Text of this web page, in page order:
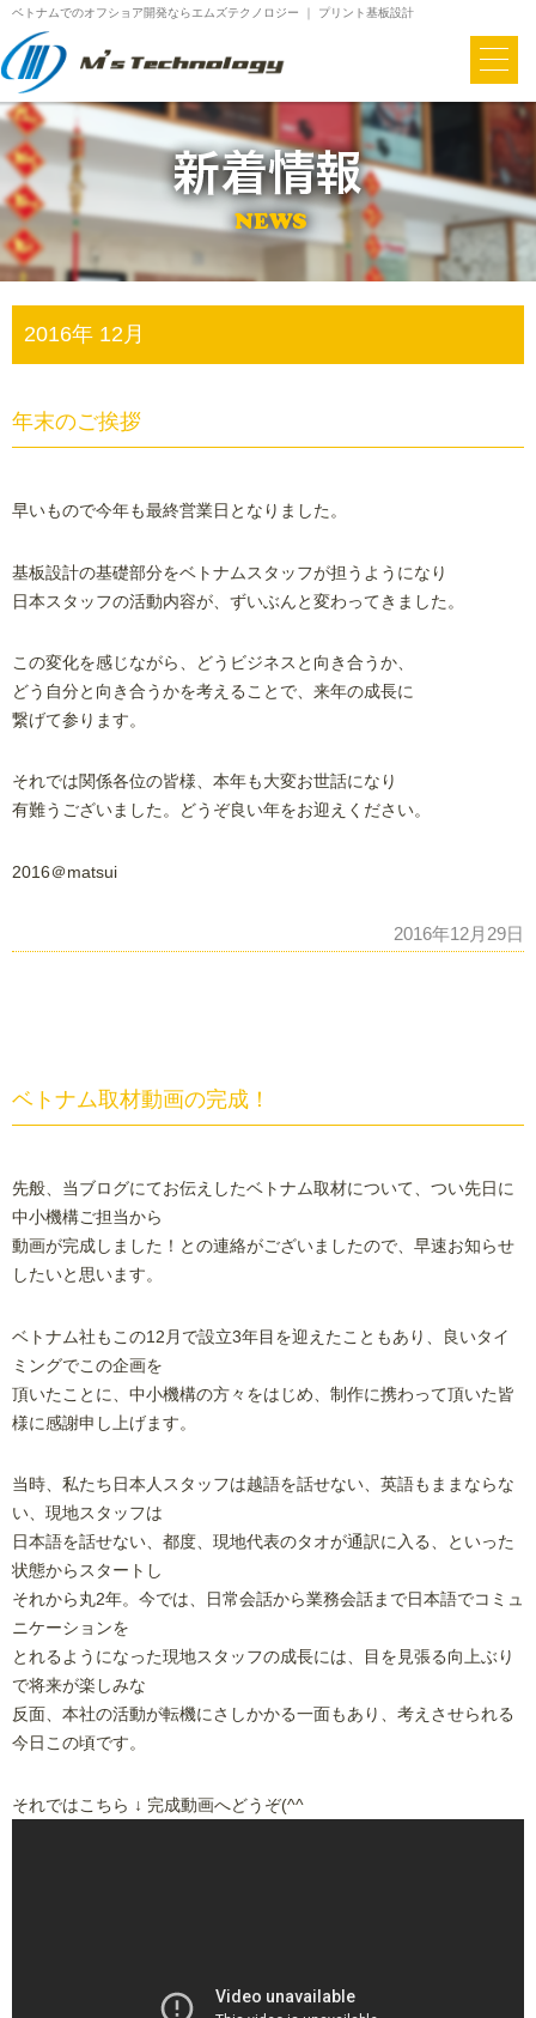
ベトナムでのオフショア開発ならエムズテクノロジー ｜ プリント基板設計
2016年 12月
年末のご挨拶
早いもので今年も最終営業日となりました。
基板設計の基礎部分をベトナムスタッフが担うようになり
日本スタッフの活動内容が、ずいぶんと変わってきました。
この変化を感じながら、どうビジネスと向き合うか、
どう自分と向き合うかを考えることで、来年の成長に
繋げて参ります。
それでは関係各位の皆様、本年も大変お世話になり
有難うございました。どうぞ良い年をお迎えください。
2016＠matsui
2016年12月29日
ベトナム取材動画の完成！
先般、当ブログにてお伝えしたベトナム取材について、つい先日に
中小機構ご担当から
動画が完成しました！との連絡がございましたので、早速お知らせ
したいと思います。
ベトナム社もこの12月で設立3年目を迎えたこともあり、良いタイ
ミングでこの企画を
頂いたことに、中小機構の方々をはじめ、制作に携わって頂いた皆
様に感謝申し上げます。
当時、私たち日本人スタッフは越語を話せない、英語もままならな
い、現地スタッフは
日本語を話せない、都度、現地代表のタオが通訳に入る、といった
状態からスタートし
それから丸2年。今では、日常会話から業務会話まで日本語でコミュ
ニケーションを
とれるようになった現地スタッフの成長には、目を見張る向上ぶり
で将来が楽しみな
反面、本社の活動が転機にさしかかる一面もあり、考えさせられる
今日この頃です。
それではこちら ↓ 完成動画へどうぞ(^^ゞ